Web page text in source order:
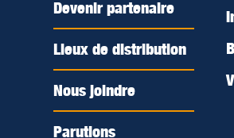
Devenir partenaire
Lieux de distribution
Nous joindre
Parutions